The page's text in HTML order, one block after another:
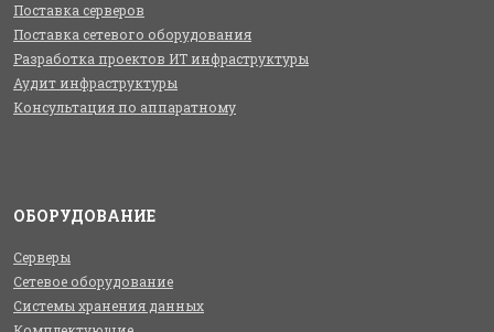
Поставка серверов
Поставка сетевого оборудования
Разработка проектов ИТ инфраструктуры
Аудит инфраструктуры
Консультация по аппаратному
ОБОРУДОВАНИЕ
Серверы
Сетевое оборудование
Системы хранения данных